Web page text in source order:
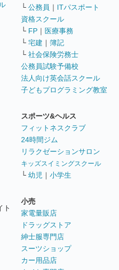
ト
└ 公務員 ｜ ITパスポート
資格スクール
└ FP ｜ 医療事務
└ 宅建 ｜ 簿記
└ 社会保険労務士
公務員試験予備校
法人向け英会話スクール
子どもプログラミング教室
スポーツ&ヘルス
フィットネスクラブ
24時間ジム
リラクゼーションサロン
キッズスイミングスクール
└ 幼児 ｜ 小学生
小売
家電量販店
ドラッグストア
紳士服専門店
スーツショップ
カー用品店